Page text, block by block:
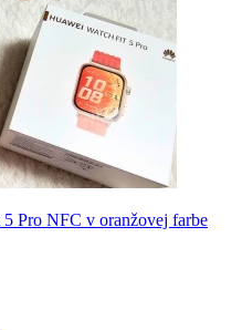
Pro NFC v oranžovej farbe